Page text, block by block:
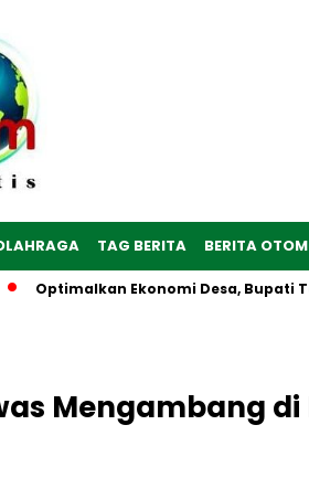
TAG BERITA BERITA
Optimalkan Ekonomi Desa, Bupati
Mengambang